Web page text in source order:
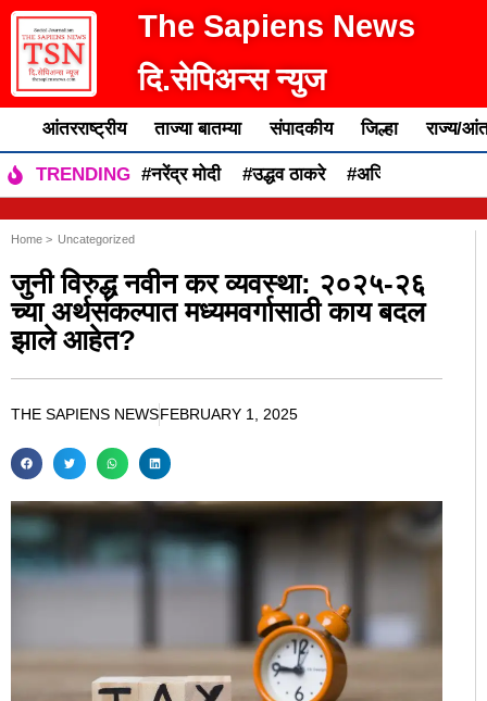
The Sapiens News
दि.सेपिअन्स न्युज
आंतरराष्ट्रीय ताज्या बातम्या संपादकीय जिल्हा राज्य/
TRENDING #नरेंद्र मोदी #उद्धव ठाकरे #अजित पवार
Home > Uncategorized
जुनी विरुद्ध नवीन कर व्यवस्था: २०२५-२६
च्या अर्थसंकल्पात मध्यमवर्गासाठी काय बदल
झाले आहेत?
THE SAPIENS NEWSFEBRUARY 1, 2025